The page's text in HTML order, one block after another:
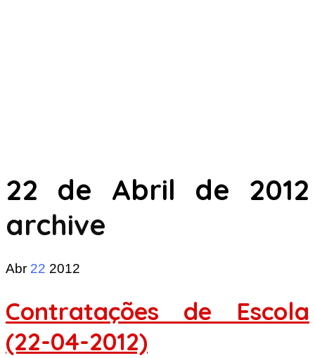
22 de Abril de 2012
archive
Abr 22 2012
Contratações de Escola
(22-04-2012)